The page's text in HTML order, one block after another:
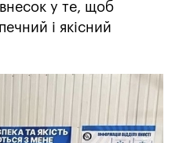
у те, щоб
і якісний